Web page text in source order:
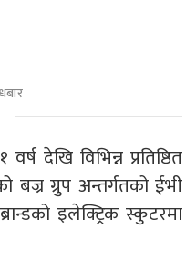
देखि विभिन्न प्रतिष्ठित
बज्र ग्रुप अन्तर्गतको ईभी
इलेक्ट्रिक स्कुटरमा